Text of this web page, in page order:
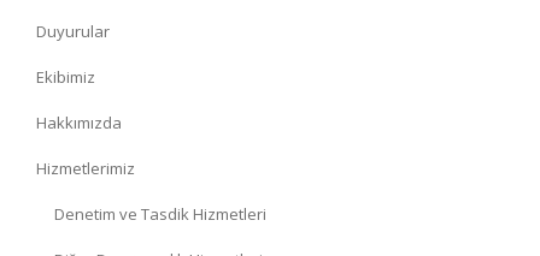
Duyurular
Ekibimiz
Hakkımızda
Hizmetlerimiz
Denetim ve Tasdik Hizmetleri